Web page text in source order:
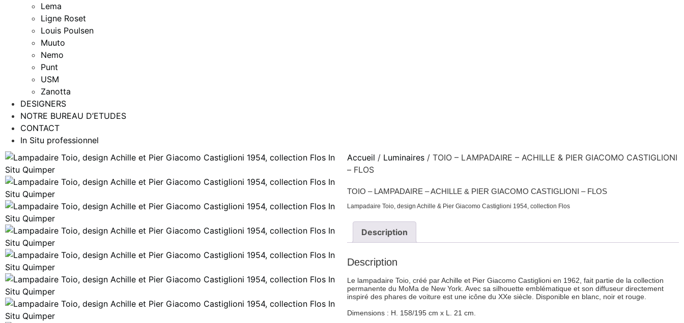
Lema
Ligne Roset
Louis Poulsen
Muuto
Nemo
Punt
USM
Zanotta
DESIGNERS
NOTRE BUREAU D’ETUDES
CONTACT
In Situ professionnel
Accueil / Luminaires / TOIO – LAMPADAIRE – ACHILLE & PIER GIACOMO CASTIGLIONI
– FLOS
TOIO – LAMPADAIRE – ACHILLE & PIER GIACOMO CASTIGLIONI – FLOS
Lampadaire Toio, design Achille & Pier Giacomo Castiglioni 1954, collection Flos
Description
Description
Le lampadaire Toio, créé par Achille et Pier Giacomo Castiglioni en 1962, fait partie de la collection
permanente du MoMa de New York. Avec sa silhouette emblématique et son diffuseur directement
inspiré des phares de voiture est une icône du XXe siècle. Disponible en blanc, noir et rouge.
Dimensions : H. 158/195 cm x L. 21 cm.